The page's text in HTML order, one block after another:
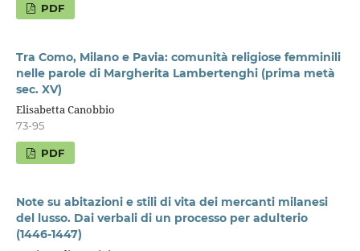
PDF
Tra Como, Milano e Pavia: comunità religiose femminili
nelle parole di Margherita Lambertenghi (prima metà
sec. XV)
Elisabetta Canobbio
73-95
PDF
Note su abitazioni e stili di vita dei mercanti milanesi
del lusso. Dai verbali di un processo per adulterio
(1446-1447)